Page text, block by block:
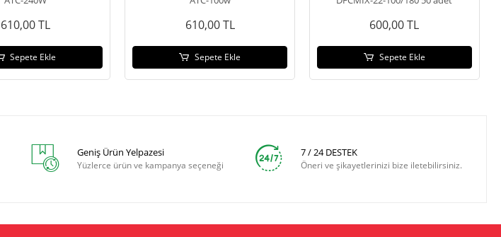
610,00 TL
Sepete Ekle
610,00 TL
Sepete Ekle
600,00 TL
Sepete Ekle
Geniş Ürün Yelpazesi
Yüzlerce ürün ve kampanya seçeneği
7 / 24 DESTEK
Öneri ve şikayetlerinizi bize iletebilirsiniz.